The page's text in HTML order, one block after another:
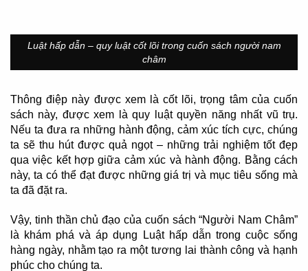
Luật hấp dẫn – quy luật cốt lõi trong cuốn sách người nam
châm
Thông điệp này được xem là cốt lõi, trọng tâm của cuốn
sách này, được xem là quy luật quyền năng nhất vũ trụ.
Nếu ta đưa ra những hành động, cảm xúc tích cực, chúng
ta sẽ thu hút được quả ngọt – những trải nghiệm tốt đẹp
qua việc kết hợp giữa cảm xúc và hành động. Bằng cách
này, ta có thể đạt được những giá trị và mục tiêu sống mà
ta đã đặt ra.
Vậy, tinh thần chủ đạo của cuốn sách “Người Nam Châm”
là khám phá và áp dụng Luật hấp dẫn trong cuộc sống
hàng ngày, nhằm tạo ra một tương lai thành công và hạnh
phúc cho chúng ta.